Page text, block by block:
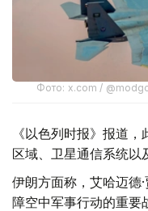
Фото: x.com /
《以色列时报》报道
区域、卫星通信系统以
伊朗方面称，艾哈迈德
障空中军事行动的重要